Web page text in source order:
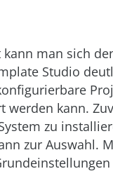
man sich
Studio
werden kann.
zu
zur Auswahl.